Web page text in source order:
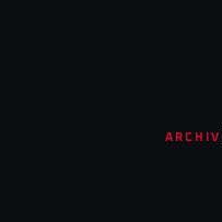
ARCHIV